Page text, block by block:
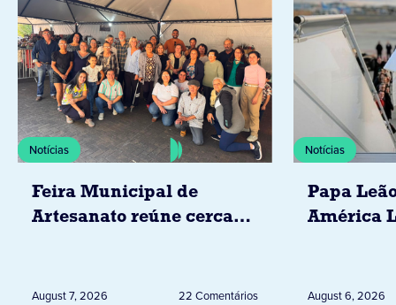
Notícias
Feira Municipal de
Artesanato reúne cerca
August 7, 2026 22 Comentários
Notícias
Papa
América
Peru
August 6, 2026